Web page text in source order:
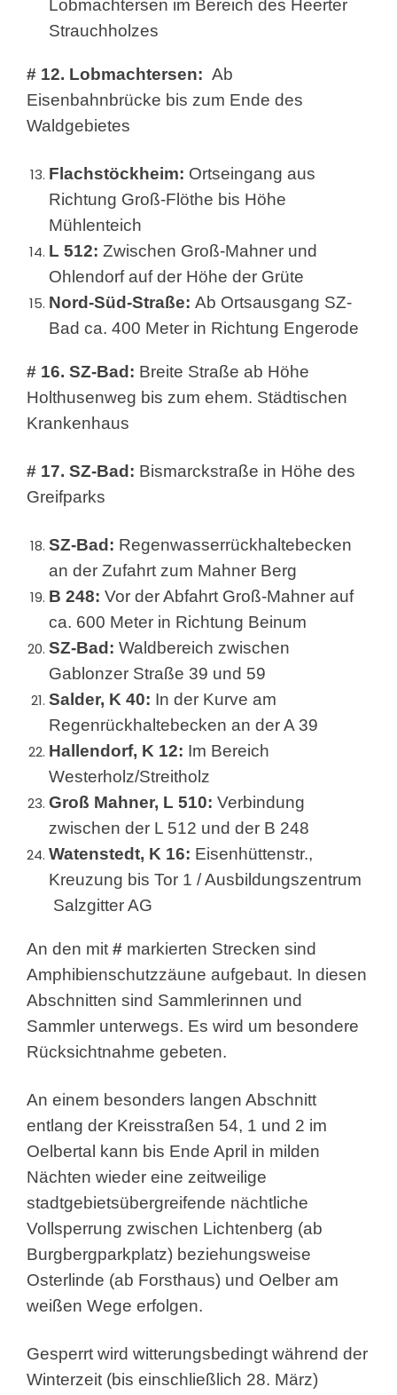
Lobmachtersen im Bereich des Heerter
Strauchholzes
# 12. Lobmachtersen: Ab
Eisenbahnbrücke bis zum Ende des
Waldgebietes
Flachstöckheim: Ortseingang aus
Richtung Groß-Flöthe bis Höhe
Mühlenteich
L 512: Zwischen Groß-Mahner und
Ohlendorf auf der Höhe der Grüte
Nord-Süd-Straße: Ab Ortsausgang SZ-
Bad ca. 400 Meter in Richtung Engerode
# 16. SZ-Bad: Breite Straße ab Höhe
Holthusenweg bis zum ehem. Städtischen
Krankenhaus
# 17. SZ-Bad: Bismarckstraße in Höhe des
Greifparks
SZ-Bad: Regenwasserrückhaltebecken
an der Zufahrt zum Mahner Berg
B 248: Vor der Abfahrt Groß-Mahner auf
ca. 600 Meter in Richtung Beinum
SZ-Bad: Waldbereich zwischen
Gablonzer Straße 39 und 59
Salder, K 40: In der Kurve am
Regenrückhaltebecken an der A 39
Hallendorf, K 12: Im Bereich
Westerholz/Streitholz
Groß Mahner, L 510: Verbindung
zwischen der L 512 und der B 248
Watenstedt, K 16: Eisenhüttenstr.,
Kreuzung bis Tor 1 / Ausbildungszentrum
Salzgitter AG
An den mit # markierten Strecken sind
Amphibienschutzzäune aufgebaut. In diesen
Abschnitten sind Sammlerinnen und
Sammler unterwegs. Es wird um besondere
Rücksichtnahme gebeten.
An einem besonders langen Abschnitt
entlang der Kreisstraßen 54, 1 und 2 im
Oelbertal kann bis Ende April in milden
Nächten wieder eine zeitweilige
stadtgebietsübergreifende nächtliche
Vollsperrung zwischen Lichtenberg (ab
Burgbergparkplatz) beziehungsweise
Osterlinde (ab Forsthaus) und Oelber am
weißen Wege erfolgen.
Gesperrt wird witterungsbedingt während der
Winterzeit (bis einschließlich 28. März)